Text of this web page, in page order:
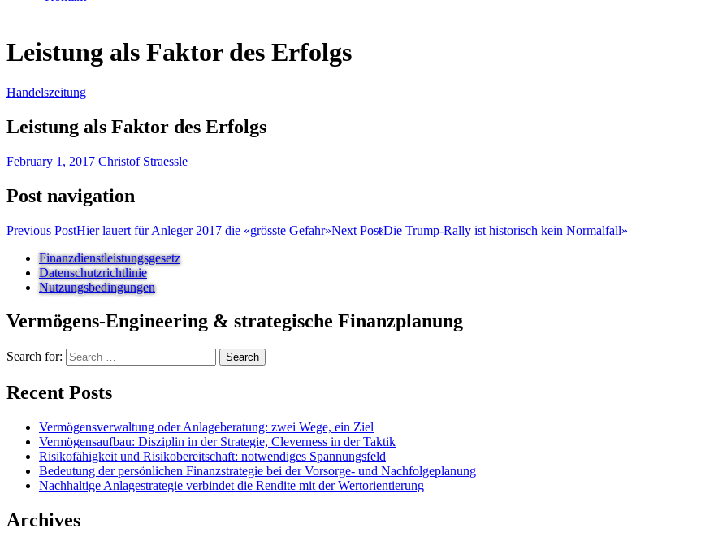
Leistung als Faktor des Erfolgs
Handelszeitung
Leistung als Faktor des Erfolgs
February 1, 2017 Christof Straessle
Post navigation
Previous PostHier lauert für Anleger 2017 die «grösste Gefahr»Next Post
«Die Trump-Rally ist historisch kein Normalfall»
Finanzdienstleistungsgesetz
Datenschutzrichtlinie
Nutzungsbedingungen
Vermögens-Engineering & strategische Finanzplanung
Search for:
Recent Posts
Vermögensverwaltung oder Anlageberatung: zwei Wege, ein Ziel
Vermögensaufbau: Disziplin in der Strategie, Cleverness in der Taktik
Risikofähigkeit und Risikobereitschaft: notwendiges Spannungsfeld
Bedeutung der persönlichen Finanzstrategie bei der Vorsorge- und Nachfolgeplanung
Nachhaltige Anlagestrategie verbindet die Rendite mit der Wertorientierung
Archives